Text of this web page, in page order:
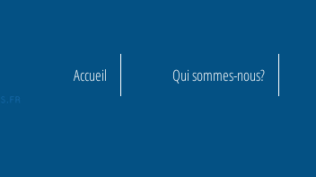
Accueil Qui sommes-nous?